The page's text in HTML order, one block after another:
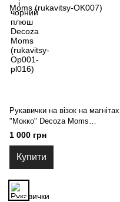
Рукавички на візок на магнітах
"Мокко" Decoza Moms
(rukavitsy-OK007)
1 000 грн
Купити